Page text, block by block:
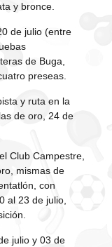
y bronce.
de julio (entre
de Buga,
preseas.
y ruta en la
de oro, 24 de
Club Campestre,
mismas de
con
al 23 de julio,
julio y 03 de